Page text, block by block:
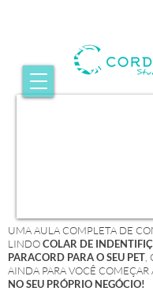
UMA AULA COMPLETA DE
LINDOCOLAR DE
PARACORD PARA O SEU PET
AINDA PARA VOCÊ COMEÇAR
NO SEU PRÓPRIO NEGÓCIO!